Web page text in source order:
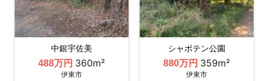
中銀宇佐美
488万円 360m²
伊東市
シャボテン公園
880万円 359m²
伊東市